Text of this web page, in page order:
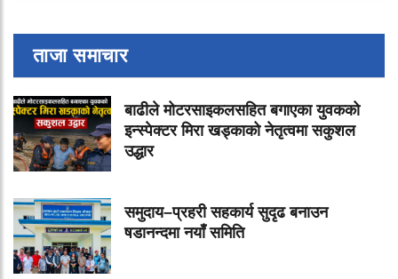
ताजा समाचार
बाढीले मोटरसाइकलसहित बगाएका युवकको
इन्स्पेक्टर मिरा खड्काको नेतृत्वमा सकुशल
उद्धार
समुदाय–प्रहरी सहकार्य सुदृढ बनाउन
षडानन्दमा नयाँ समिति